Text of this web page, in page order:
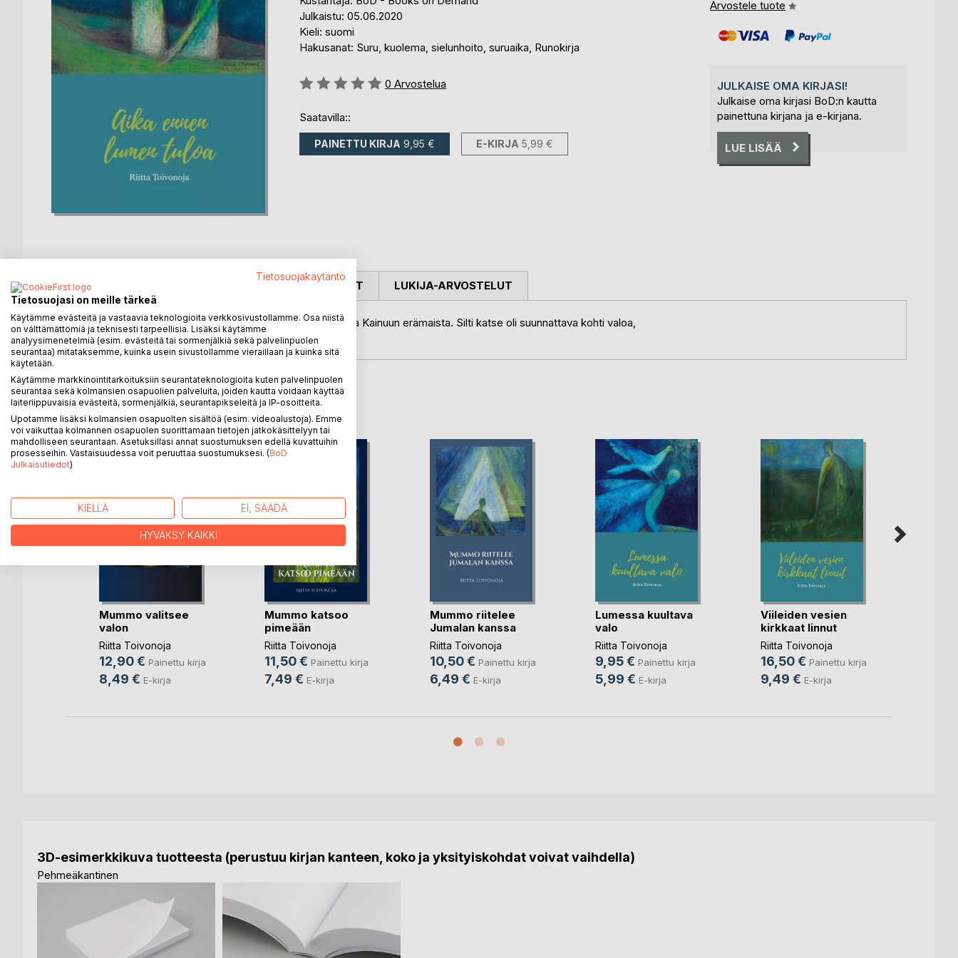
Julkaistu: 05.06.2020
Kieli: suomi
Hakusanat: Suru, kuolema, sielunhoito, suruaika, Runokirja
Arvostelu::
0 Arvostelua
Saatavilla::
PAINETTU KIRJA 9,95 € E-KIRJA 5,99 €
Arvostele tuote
JULKAISE OMA KIRJASI!
Julkaise oma kirjasi BoD:n kautta
painettuna kirjana ja e-kirjana.
LUE LISÄÄ
KUVAUS
Puolison kuoltua suru ja menetyksen kipu iskivät kielikuvina Kainuun erämaista. Silti katse oli suunnattava kohti valoa,
nähtävä ja koettava uuden syntymisen ihme.
LEHDISTÖARVOSTELUT LUKIJA-ARVOSTELUT
LISÄÄ KIRJOJA BoD:LLA
Mummo valitsee
valon
Riitta Toivonoja
12,90 € Painettu kirja
8,49 € E-kirja
Mummo katsoo
pimeään
Riitta Toivonoja
11,50 € Painettu kirja
7,49 € E-kirja
Mummo riitelee
Jumalan kanssa
Riitta Toivonoja
10,50 € Painettu kirja
6,49 € E-kirja
Lumessa kuultava
valo
Riitta Toivonoja
9,95 € Painettu kirja
5,99 € E-kirja
Viileiden vesien
kirkkaat linnut
Riitta Toivonoja
16,50 € Painettu kirja
9,49 € E-kirja
3D-esimerkkikuva tuotteesta (perustuu kirjan kanteen, koko ja yksityiskohdat voivat vaihdella)
Pehmeäkantinen
Tietosuojakäytäntö
Tietosuojasi on meille tärkeä
Käytämme evästeitä ja vastaavia teknologioita verkkosivustollamme. Osa niistä
on välttämättömiä ja teknisesti tarpeellisia. Lisäksi käytämme
analyysimenetelmiä (esim. evästeitä tai sormenjälkiä sekä palvelinpuolen
seurantaa) mitataksemme, kuinka usein sivustollamme vieraillaan ja kuinka sitä
käytetään.
Käytämme markkinointitarkoituksiin seurantateknologioita kuten palvelinpuolen
seurantaa sekä kolmansien osapuolien palveluita, joiden kautta voidaan käyttää
laiteriippuvaisia evästeitä, sormenjälkiä, seurantapikseleitä ja IP-osoitteita.
Upotamme lisäksi kolmansien osapuolten sisältöä (esim. videoalustoja). Emme
voi vaikuttaa kolmannen osapuolen suorittamaan tietojen jatkokäsittelyyn tai
mahdolliseen seurantaan. Asetuksillasi annat suostumuksen edellä kuvattuihin
prosesseihin. Vastaisuudessa voit peruuttaa suostumuksesi. (BoD
Julkaisutiedot)
KIELLÄ EI, SÄÄDÄ
HYVÄKSY KAIKKI